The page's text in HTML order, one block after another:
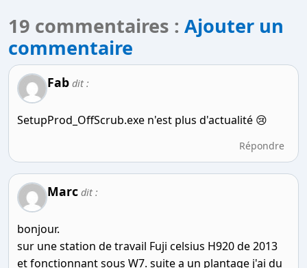
19 commentaires : Ajouter un
commentaire
Fab dit :
SetupProd_OffScrub.exe n'est plus d'actualité 😢
Répondre
Marc dit :
bonjour.
sur une station de travail Fuji celsius H920 de 2013
et fonctionnant sous W7. suite a un plantage j'ai du